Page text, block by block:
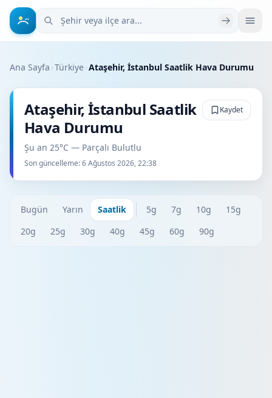
Şehir veya ilçe ara
Ana Sayfa ›Türkiye›Ataşehir, İstanbul Saatlik Hava Durumu
Ataşehir, İstanbul Saatlik
Hava Durumu
Şu an 25°C — Parçalı Bulutlu
Son güncelleme:6 Ağustos 2026, 22:38
Kaydet
Bugün Yarın Saatlik 5g 7g 10g
15g
20g
25g 30g 40g 45g 60g 90g